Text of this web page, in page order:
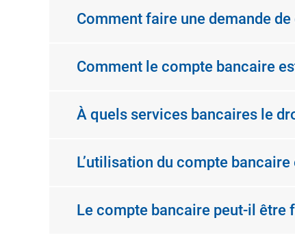
Comment faire une demande
Comment le compte bancaire
À quels services bancaires le
L’utilisation du compte bancaire
Le compte bancaire peut-il être